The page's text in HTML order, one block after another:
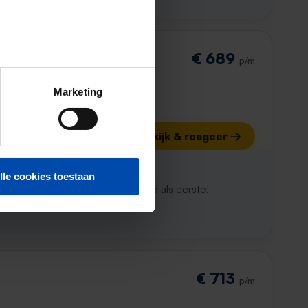
Marketing
cookies toestaan
€ 689 p/m
Bekijk & reageer →
al weg
maken. Met Rent.nl ben je altijd als eerste!
€ 713 p/m